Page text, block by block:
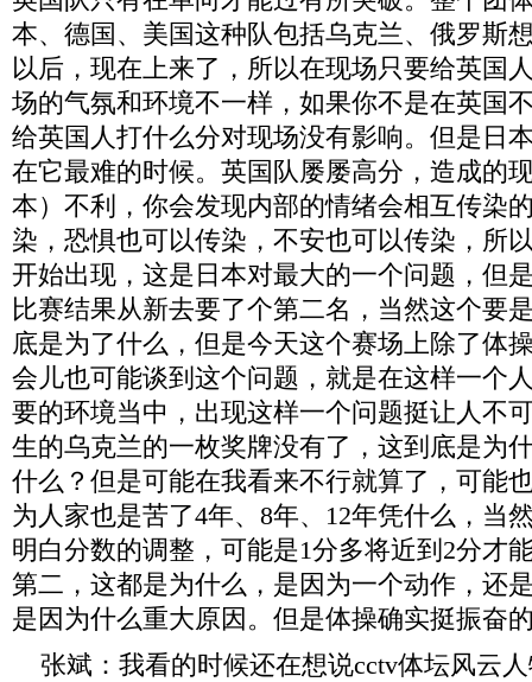
本、德国、美国这种队包括乌克兰、俄罗斯
以后，现在上来了，所以在现场只要给英国
场的气氛和环境不一样，如果你不是在英国
给英国人打什么分对现场没有影响。但是日
在它最难的时候。英国队屡屡高分，造成的
本）不利，你会发现内部的情绪会相互传染
染，恐惧也可以传染，不安也可以传染，所
开始出现，这是日本对最大的一个问题，但
比赛结果从新去要了个第二名，当然这个要
底是为了什么，但是今天这个赛场上除了体
会儿也可能谈到这个问题，就是在这样一个
要的环境当中，出现这样一个问题挺让人不
生的乌克兰的一枚奖牌没有了，这到底是为
什么？但是可能在我看来不行就算了，可能
为人家也是苦了4年、8年、12年凭什么，当
明白分数的调整，可能是1分多将近到2分才
第二，这都是为什么，是因为一个动作，还
是因为什么重大原因。但是体操确实挺振奋
张斌：我看的时候还在想说cctv体坛风云人